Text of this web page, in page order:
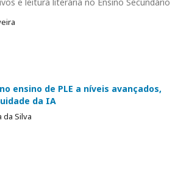
ensino de PLE a níveis avançados,
da IA
da Silva